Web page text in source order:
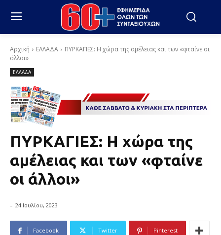
Αρχική ΕΛΛΑΔΑ
ΠΥΡΚΑΓΙΕΣ: Η χώρα της αμέλειας και των «φταίνε οι
άλλοι»
ΕΛΛΑΔΑ
ΠΥΡΚΑΓΙΕΣ: Η χώρα της
αμέλειας και των «φταίνε
οι άλλοι»
- 24 Ιουλίου, 2023
Facebook Twitter Pinterest